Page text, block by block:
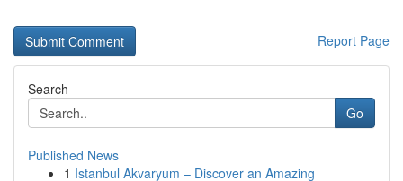
Report Page
Search
Go
Published News
1 Istanbul Akvaryum – Discover an Amazing